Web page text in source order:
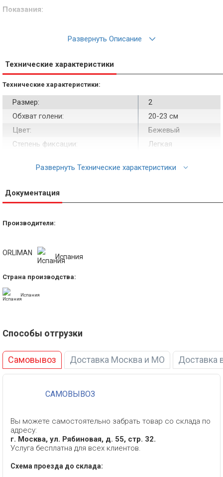
Показания:
• Легкая нестабильность.
• Профилактика травм, в т.ч. спортивных.
Развернуть Описание
Технические характеристики
Технические характеристики:
Размер:
2
Обхват голени:
20-23 см
Цвет:
Бежевый
Степень фиксации:
Легкая
Развернуть Технические характеристики
Документация
Производители:
ORLIMAN Испания
Страна производства:
Испания
Способы отгрузки
Самовывоз Доставка Москва и МО Доставка
САМОВЫВОЗ
Вы можете самостоятельно забрать товар со склада по
адресу:
г. Москва, ул. Рябиновая, д. 55, стр. 32.
Услуга бесплатна для всех клиентов.
Схема проезда до склада: